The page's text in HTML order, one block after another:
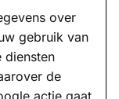
over
gebruik van
diensten
de